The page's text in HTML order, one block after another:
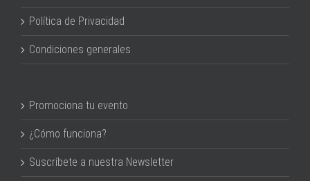
Política de Privacidad
Condiciones generales
Promociona tu evento
¿Cómo funciona?
Suscríbete a nuestra Newsletter